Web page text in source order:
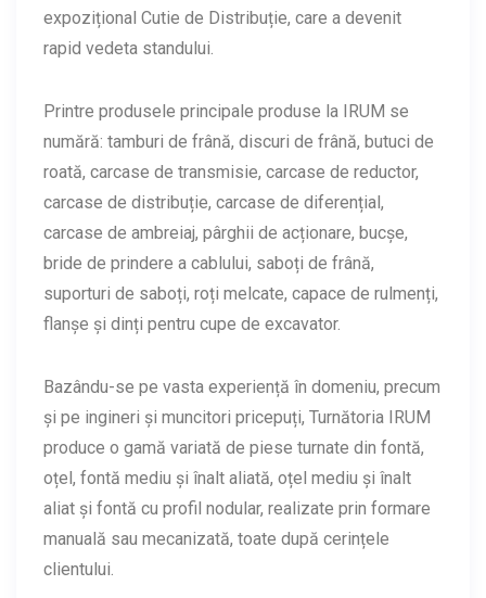
expozițional Cutie de Distribuție, care a devenit
rapid vedeta standului.
Printre produsele principale produse la IRUM se
numără: tamburi de frână, discuri de frână, butuci de
roată, carcase de transmisie, carcase de reductor,
carcase de distribuție, carcase de diferențial,
carcase de ambreiaj, pârghii de acționare, bucșe,
bride de prindere a cablului, saboți de frână,
suporturi de saboți, roți melcate, capace de rulmenți,
flanșe și dinți pentru cupe de excavator.
Bazându-se pe vasta experiență în domeniu, precum
și pe ingineri și muncitori pricepuți, Turnătoria IRUM
produce o gamă variată de piese turnate din fontă,
oțel, fontă mediu și înalt aliată, oțel mediu și înalt
aliat și fontă cu profil nodular, realizate prin formare
manuală sau mecanizată, toate după cerințele
clientului.